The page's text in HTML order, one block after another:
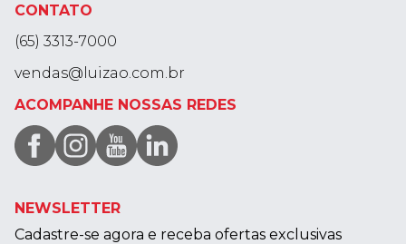
CONTATO
(65) 3313-7000
vendas@luizao.com.br
ACOMPANHE NOSSAS REDES
NEWSLETTER
Cadastre-se agora e receba ofertas exclusivas